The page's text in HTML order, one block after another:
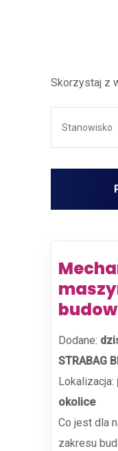
Skorzystaj z
Dodane:
STRABAG
Lokalizacja:
okolice
Co jest dla
zakresu